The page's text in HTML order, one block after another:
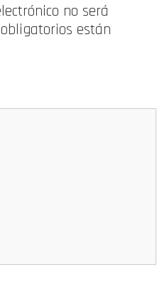
no será
están